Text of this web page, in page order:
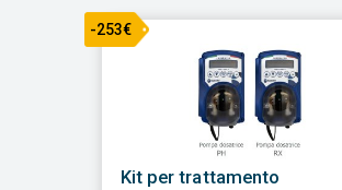
-253€
Kit per trattamento